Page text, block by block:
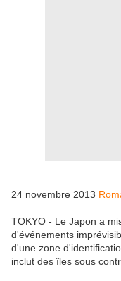
24 novembre 2013
TOKYO - Le Japon a
d'événements
d'une zone
inclut des îles sous